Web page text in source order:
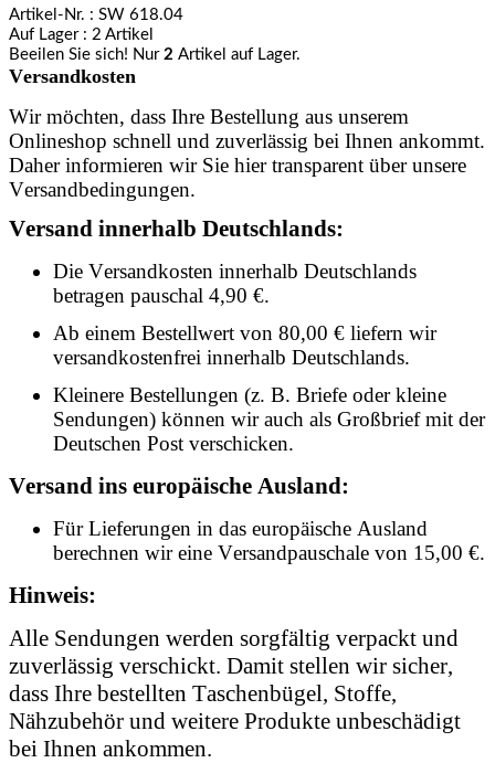
Artikel-Nr. : SW 618.04
Auf Lager : 2 Artikel
Beeilen Sie sich! Nur 2 Artikel auf Lager.
Versandkosten
Wir möchten, dass Ihre Bestellung aus unserem
Onlineshop schnell und zuverlässig bei Ihnen ankommt.
Daher informieren wir Sie hier transparent über unsere
Versandbedingungen.
Versand innerhalb Deutschlands:
Die Versandkosten innerhalb Deutschlands
betragen pauschal 4,90 €.
Ab einem Bestellwert von 80,00 € liefern wir
versandkostenfrei innerhalb Deutschlands.
Kleinere Bestellungen (z. B. Briefe oder kleine
Sendungen) können wir auch als Großbrief mit der
Deutschen Post verschicken.
Versand ins europäische Ausland:
Für Lieferungen in das europäische Ausland
berechnen wir eine Versandpauschale von 15,00 €.
Hinweis:
Alle Sendungen werden sorgfältig verpackt und
zuverlässig verschickt. Damit stellen wir sicher,
dass Ihre bestellten Taschenbügel, Stoffe,
Nähzubehör und weitere Produkte unbeschädigt
bei Ihnen ankommen.